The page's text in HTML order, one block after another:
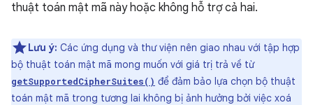
thuật toán mật mã này hoặc không hỗ trợ cả hai.
Lưu ý: Các ứng dụng và thư viện nên giao nhau với tập hợp
bộ thuật toán mật mã mong muốn với giá trị trả về từ
getSupportedCipherSuites() để đảm bảo lựa chọn bộ thuật
toán mật mã trong tương lai không bị ảnh hưởng bởi việc xoá